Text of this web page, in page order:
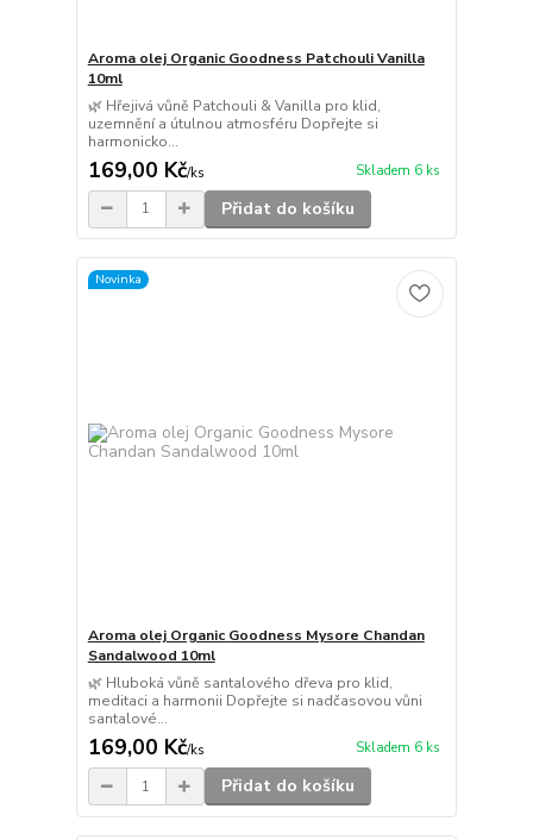
Aroma olej Organic Goodness Patchouli Vanilla
10ml
🌿 Hřejivá vůně Patchouli & Vanilla pro klid,
uzemnění a útulnou atmosféru Dopřejte si
harmonicko...
169,00 Kč/ks Skladem 6 ks
Přidat do košíku
Novinka
Aroma olej Organic Goodness Mysore Chandan
Sandalwood 10ml
🌿 Hluboká vůně santalového dřeva pro klid,
meditaci a harmonii Dopřejte si nadčasovou vůni
santalové...
169,00 Kč/ks Skladem 6 ks
Přidat do košíku